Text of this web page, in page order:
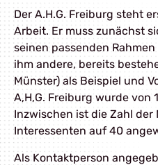
Der A.H.G. Freiburg steht
Arbeit. Er muss zunächst
seinen passenden
ihm andere, bereits
Münster) als Beispiel und
A,H,G. Freiburg wurde von
Inzwischen ist die Zahl
Interessenten auf 40
Als Kontaktperson